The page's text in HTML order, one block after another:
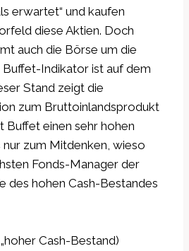
erwartet“ und kaufen
diese Aktien. Doch
auch die Börse um die
Buffet-Indikator ist auf dem
Stand zeigt die
zum Bruttoinlandsprodukt
Buffet einen sehr hohen
zum Mitdenken, wieso
Fonds-Manager der
des hohen Cash-Bestandes
Cash-Bestand)